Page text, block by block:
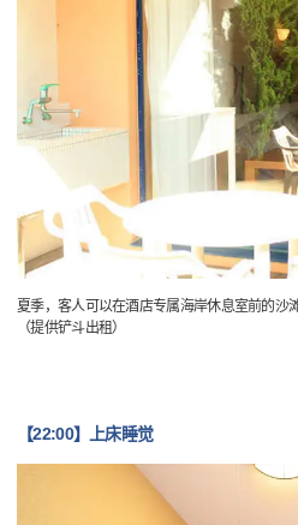
夏季，客人可以在酒店专属海岸休息室前的沙
（提供铲斗出租）
【22:00】上床睡觉